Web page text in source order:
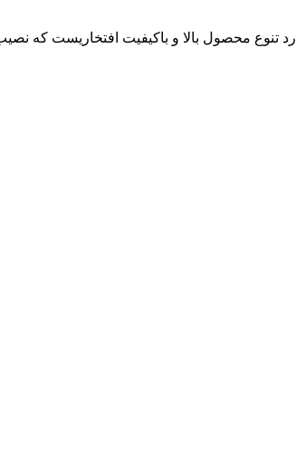
را دارد تنوع محصول بالا و باکیفیت